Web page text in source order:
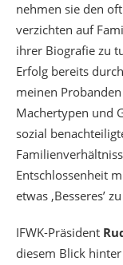
nehmen sie den
verzichten auf
ihrer Biografie zu
Erfolg bereits
meinen
Machertypen und
sozial
Entschlossenheit
etwas ‚Besseres’
IFWK-Präsident
diesem Blick